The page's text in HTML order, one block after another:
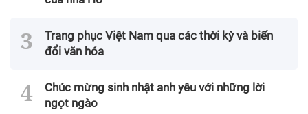
Trang phục Việt Nam qua các thời kỳ và biến
đổi văn hóa
Chúc mừng sinh nhật anh yêu với những lời
ngọt ngào